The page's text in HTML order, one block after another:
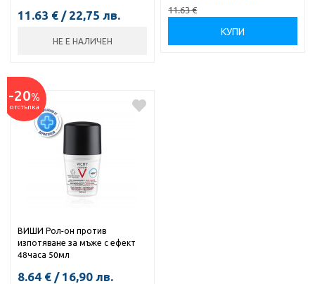
11.63 € / 22,75 лв.
НЕ Е НАЛИЧЕН
11.63€
КУПИ
-20%
отстъпка
ВИШИ Рол-он против
изпотяване за мъже с ефект
48часа 50мл
8.64 € / 16,90 лв.